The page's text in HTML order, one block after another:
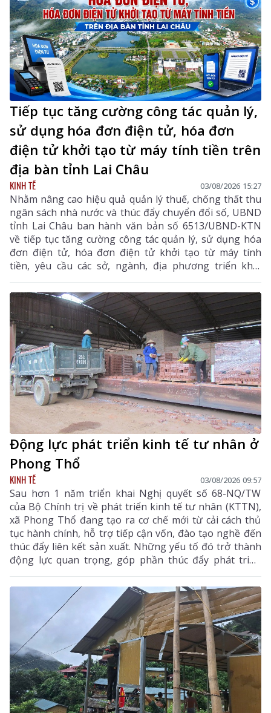
Tiếp tục tăng cường công tác quản lý,
sử dụng hóa đơn điện tử, hóa đơn
điện tử khởi tạo từ máy tính tiền trên
địa bàn tỉnh Lai Châu
KINH TẾ 03/08/2026 15:27
Nhằm nâng cao hiệu quả quản lý thuế, chống thất thu
ngân sách nhà nước và thúc đẩy chuyển đổi số, UBND
tỉnh Lai Châu ban hành văn bản số 6513/UBND-KTN
về tiếp tục tăng cường công tác quản lý, sử dụng hóa
đơn điện tử, hóa đơn điện tử khởi tạo từ máy tính
tiền, yêu cầu các sở, ngành, địa phương triển khai
đồng bộ các giải pháp nhằm nâng cao hiệu quả quản
lý thuế, chống thất thu ngân sách và thúc đẩy chuyển
đổi số trên địa bàn tỉnh.
Động lực phát triển kinh tế tư nhân ở
Phong Thổ
KINH TẾ 03/08/2026 09:57
Sau hơn 1 năm triển khai Nghị quyết số 68-NQ/TW
của Bộ Chính trị về phát triển kinh tế tư nhân (KTTN),
xã Phong Thổ đang tạo ra cơ chế mới từ cải cách thủ
tục hành chính, hỗ trợ tiếp cận vốn, đào tạo nghề đến
thúc đẩy liên kết sản xuất. Những yếu tố đó trở thành
động lực quan trọng, góp phần thúc đẩy phát triển
kinh tế - xã hội của vùng đất biên cương, từng bước
khẳng định rõ nét vai trò của KTTN.